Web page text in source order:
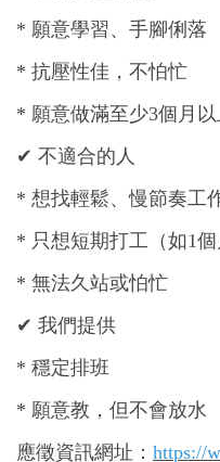
* 願意學習、手腳俐落
* 抗壓性佳，不怕忙
* 願意做滿至少3個月以
✔ 不適合的人
* 想找輕鬆、慢節奏工
* 只想短期打工（如1個
* 無法久站或怕忙
✔ 我們提供
* 穩定排班
* 願意教，但不會放水
應徵資訊網址： https://